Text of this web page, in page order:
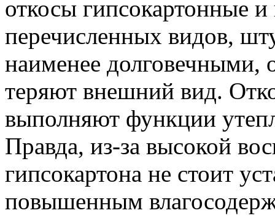
откосы гипсокартонные
перечисленных видов,
наименее долговечными,
теряют внешний вид.
выполняют функции
Правда, из-за высокой
гипсокартона не стоит
повышенным